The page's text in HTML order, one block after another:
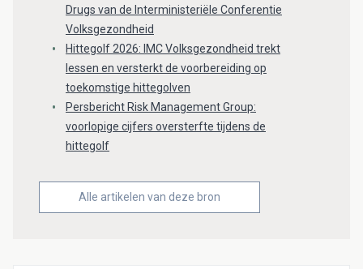
Drugs van de Interministeriële Conferentie
Volksgezondheid
Hittegolf 2026: IMC Volksgezondheid trekt
lessen en versterkt de voorbereiding op
toekomstige hittegolven
Persbericht Risk Management Group:
voorlopige cijfers oversterfte tijdens de
hittegolf
Alle artikelen van deze bron